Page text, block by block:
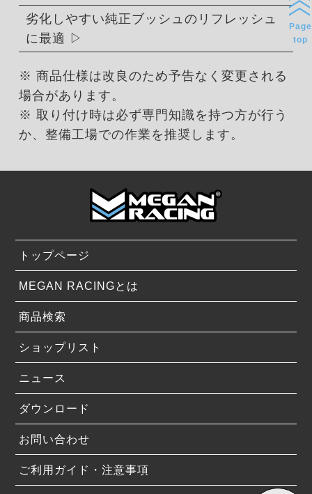
劣化しやすい純正ブッシュのリフレッシュ
に最適
※ 商品仕様は改良のため予告なく変更される
場合があります。
※ 取り付け時は必ず専門知識を持つ方が行う
か、整備工場での作業を推奨します。
トップページ
MEGAN RACINGとは
商品検索
ショップリスト
ニュース
ダウンロード
お問い合わせ
ご利用ガイド・注意事項
Page
top